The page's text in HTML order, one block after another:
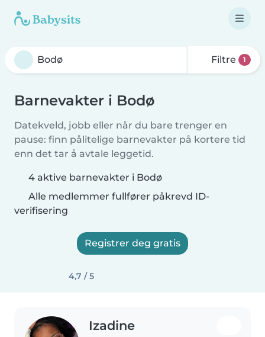
Filtre 1
Barnevakter i Bodø
Datekveld, jobb eller når du bare trenger en
pause: finn pålitelige barnevakter på kortere tid
enn det tar å avtale leggetid.
4 aktive barnevakter i Bodø
Alle medlemmer fullfører påkrevd ID-
verifisering
Registrer deg gratis
4,7 / 5
Izadine